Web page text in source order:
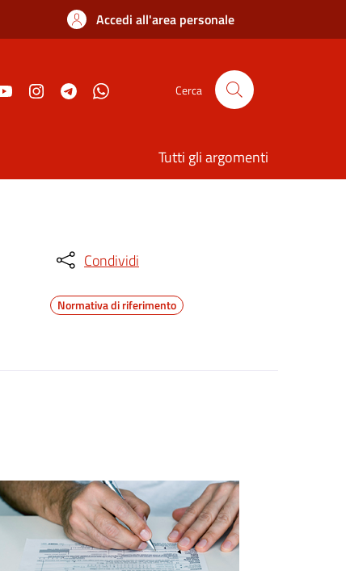
Accedi all'area personale
Cerca
Tutti gli argomenti
Condividi
Normativa di riferimento